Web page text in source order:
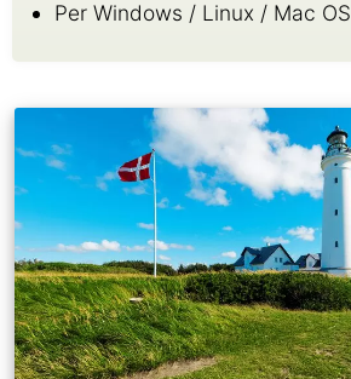
Per Windows / Linux / Mac OS